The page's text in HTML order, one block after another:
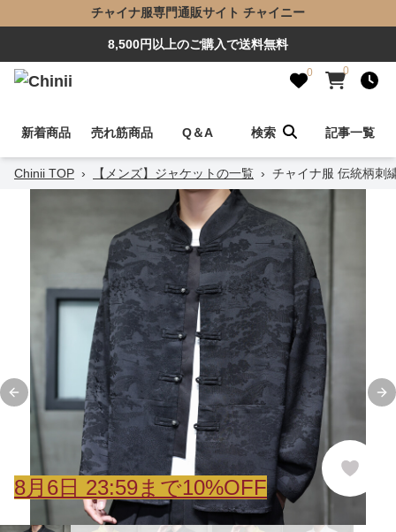
チャイナ服専門通販サイト チャイニー
8,500円以上のご購入で送料無料
0 0
新着商品 売れ筋商品 Q＆A 検索 記事一覧
Chinii TOP › 【メンズ】ジャケットの一覧 › チャイナ服 伝統柄刺
Previous slide
8月 6日 23:59まで10%OFF